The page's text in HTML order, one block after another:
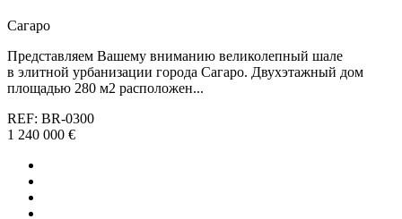
Сагаро
Представляем Вашему вниманию великолепный шале
в элитной урбанизации города Сагаро. Двухэтажный дом
площадью 280 м2 расположен...
REF: BR-0300
1 240 000 €